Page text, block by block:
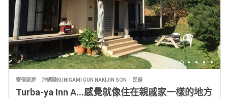
寄宿家庭 沖繩縣KUNIGAMI GUN NAKIJIN SON 民宿
Turba-ya Inn A...感覺就像住在親戚家一樣的地方